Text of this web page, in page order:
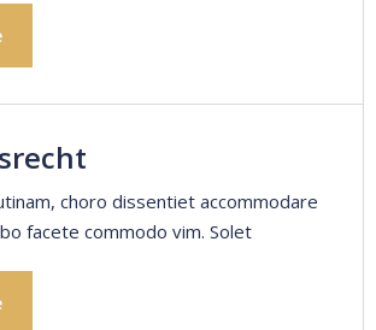
choro dissentiet accommodare
facete commodo vim. Solet